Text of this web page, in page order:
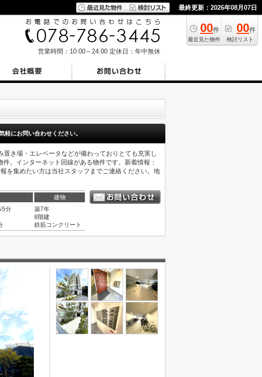
最終更新：2026年08月07日
00件
最近見た物件
00件
検討リスト
営業時間：10:00～24:00 定休日：年中無休
軽にお問い合わせください。
き場・エレベータなどが備わっておりとても充実し
。インターネット回線がある物件です。新着情報：
を集めたい方は当社スタッフまでご連絡ください。地
建物
5分
築7年
8階建
鉄筋コンクリート